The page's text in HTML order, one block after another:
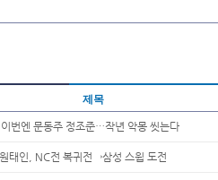
제목
번엔 문동주 정조준…작년 악몽 씻는다
태인, NC전 복귀전→삼성 스윕 도전